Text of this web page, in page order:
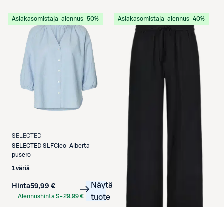
Asiakasomistaja-alennus−50%
SELECTED
SELECTED SLFCleo-Alberta
pusero
1 väriä
Hinta59,99 €
Alennushinta S-29,99 €
Näytä
tuote
Asiakasomistaja-alennus−40%